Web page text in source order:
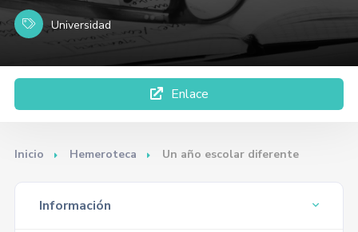
Universidad
Enlace
Inicio Hemeroteca Un año escolar diferente
Información